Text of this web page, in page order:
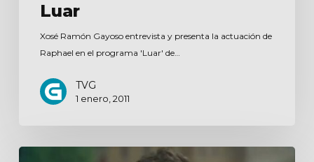
Luar
Xosé Ramón Gayoso entrevista y presenta la actuación de
Raphael en el programa 'Luar' de…
TVG
1 enero, 2011